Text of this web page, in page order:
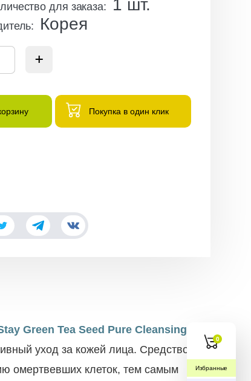
для заказа: 1 шт.
: Корея
Покупка в один клик
Green Tea Seed Pure Cleansing
уход за кожей лица. Средство
омертвевших клеток, тем самым
0
Избранные